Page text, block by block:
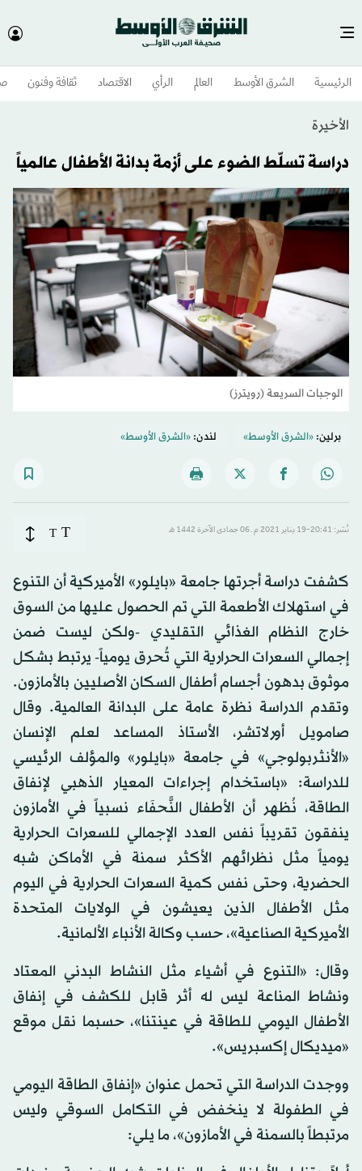
الرئيسية الشرق الأوسط​ العالم الرأي الاقتصاد ثقافة وفنون
الأخيرة
دراسة تسلّط الضوء على أزمة بدانة الأطفال عالمياً
الوجبات السريعة (رويترز)
برلين:«الشرق الأوسط» لندن:«الشرق الأوسط»
نُشر: 20:41-19 يناير 2021 م ـ 06 جمادى الآخرة 1442 هـ T
T
كشفت دراسة أجرتها جامعة «بايلور» الأميركية أن التنوع
في استهلاك الأطعمة التي تم الحصول عليها من السوق
خارج النظام الغذائي التقليدي -ولكن ليست ضمن
إجمالي السعرات الحرارية التي تُحرق يومياً- يرتبط بشكل
موثوق بدهون أجسام أطفال السكان الأصليين بالأمازون.
وتقدم الدراسة نظرة عامة على البدانة العالمية. وقال
صامويل أورلاتشر، الأستاذ المساعد لعلم الإنسان
«الأنثربولوجي» في جامعة «بايلور» والمؤلف الرئيسي
للدراسة: «باستخدام إجراءات المعيار الذهبي لإنفاق
الطاقة، نُظهر أن الأطفال النًّحفَاء نسبياً في الأمازون
ينفقون تقريباً نفس العدد الإجمالي للسعرات الحرارية
يومياً مثل نظرائهم الأكثر سمنة في الأماكن شبه
الحضرية، وحتى نفس كمية السعرات الحرارية في اليوم
مثل الأطفال الذين يعيشون في الولايات المتحدة
الأميركية الصناعية»، حسب وكالة الأنباء الألمانية.
وقال: «التنوع في أشياء مثل النشاط البدني المعتاد
ونشاط المناعة ليس له أثر قابل للكشف في إنفاق
الأطفال اليومي للطاقة في عينتنا»، حسبما نقل موقع
«ميديكال إكسبريس».
ووجدت الدراسة التي تحمل عنوان «إنفاق الطاقة اليومي
في الطفولة لا ينخفض في التكامل السوقي وليس
مرتبطاً بالسمنة في الأمازون»، ما يلي: